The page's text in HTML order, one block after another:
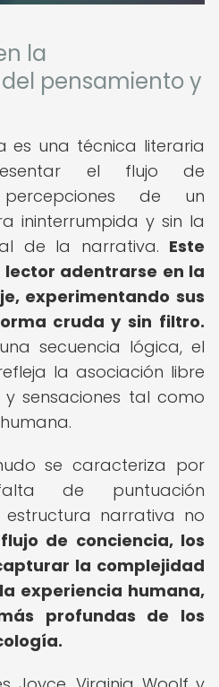
la
pensamiento y
es una técnica literaria
el flujo de
de un
ininterrumpida y sin la
de la narrativa. Este
adentrarse en la
experimentando sus
cruda y sin filtro.
secuencia lógica, el
la asociación libre
sensaciones tal como
se caracteriza por
de puntuación
narrativa no
de conciencia, los
la complejidad
experiencia humana,
profundas de los